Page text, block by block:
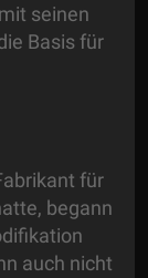
seinen
Basis für
für
begann
auch nicht